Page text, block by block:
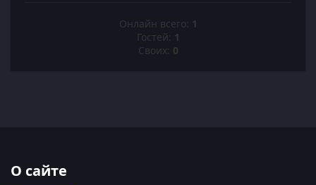
Онлайн всего: 1
Гостей: 1
Своих: 0
О сайте